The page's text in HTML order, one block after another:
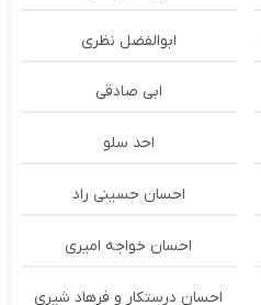
ابوالفضل نظری
ابی صادقی
احد سلو
احسان حسینی راد
احسان خواجه امیری
احسان درستكار و فرهاد شيرى